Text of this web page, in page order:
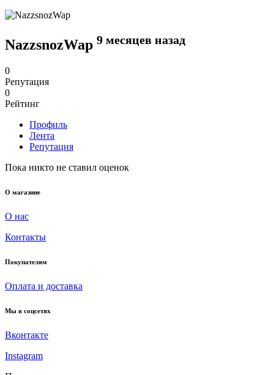
NazzsnozWap 9 месяцев назад
0
Репутация
0
Рейтинг
Профиль
Лента
Репутация
Пока никто не ставил оценок
О магазине
О нас
Контакты
Покупателям
Оплата и доставка
Мы в соцсетях
Вконтакте
Instagram